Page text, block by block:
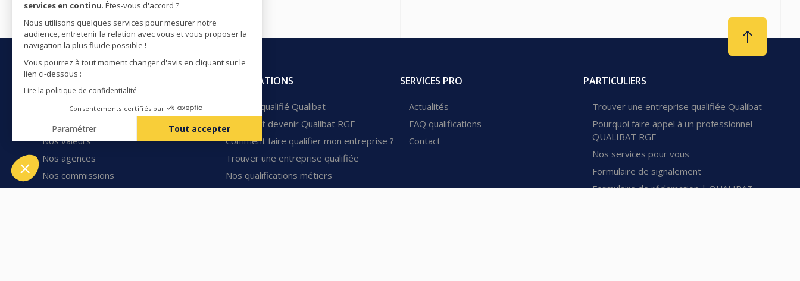
QUALIBAT
Notre histoire
Notre mission
Nos valeurs
Nos agences
Nos commissions
Nos auditeurs
QUALIFICATIONS
Devenir qualifié Qualibat
Comment devenir Qualibat RGE
Comment faire qualifier mon entreprise ?
Trouver une entreprise qualifiée
Nos qualifications métiers
Nos certifications
SERVICES PRO
Actualités
FAQ qualifications
Contact
PARTICULIERS
Trouver une entreprise qualifiée Qualibat
Pourquoi faire appel à un professionnel
QUALIBAT RGE
Nos services pour vous
Formulaire de signalement
Formulaire de réclamation | QUALIBAT